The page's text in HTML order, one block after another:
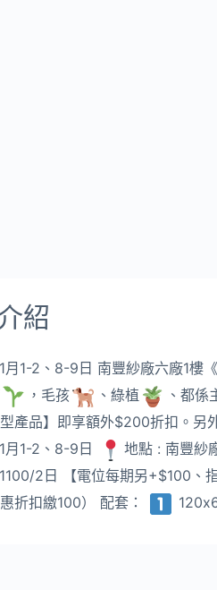
紹
月1-2、8-9日 南豐紗廠六廠1樓
，毛孩 、綠植 、都係
產品】即享額外$200折扣。另
月1-2、8-9日
地點 : 南豐紗
2日 【電位每期另+$100、
折扣繳100） 配套：